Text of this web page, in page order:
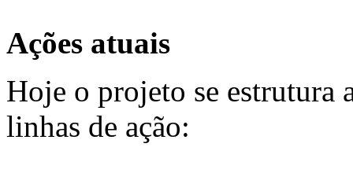
Ações atuais
Hoje o projeto se estrutura
linhas de ação: